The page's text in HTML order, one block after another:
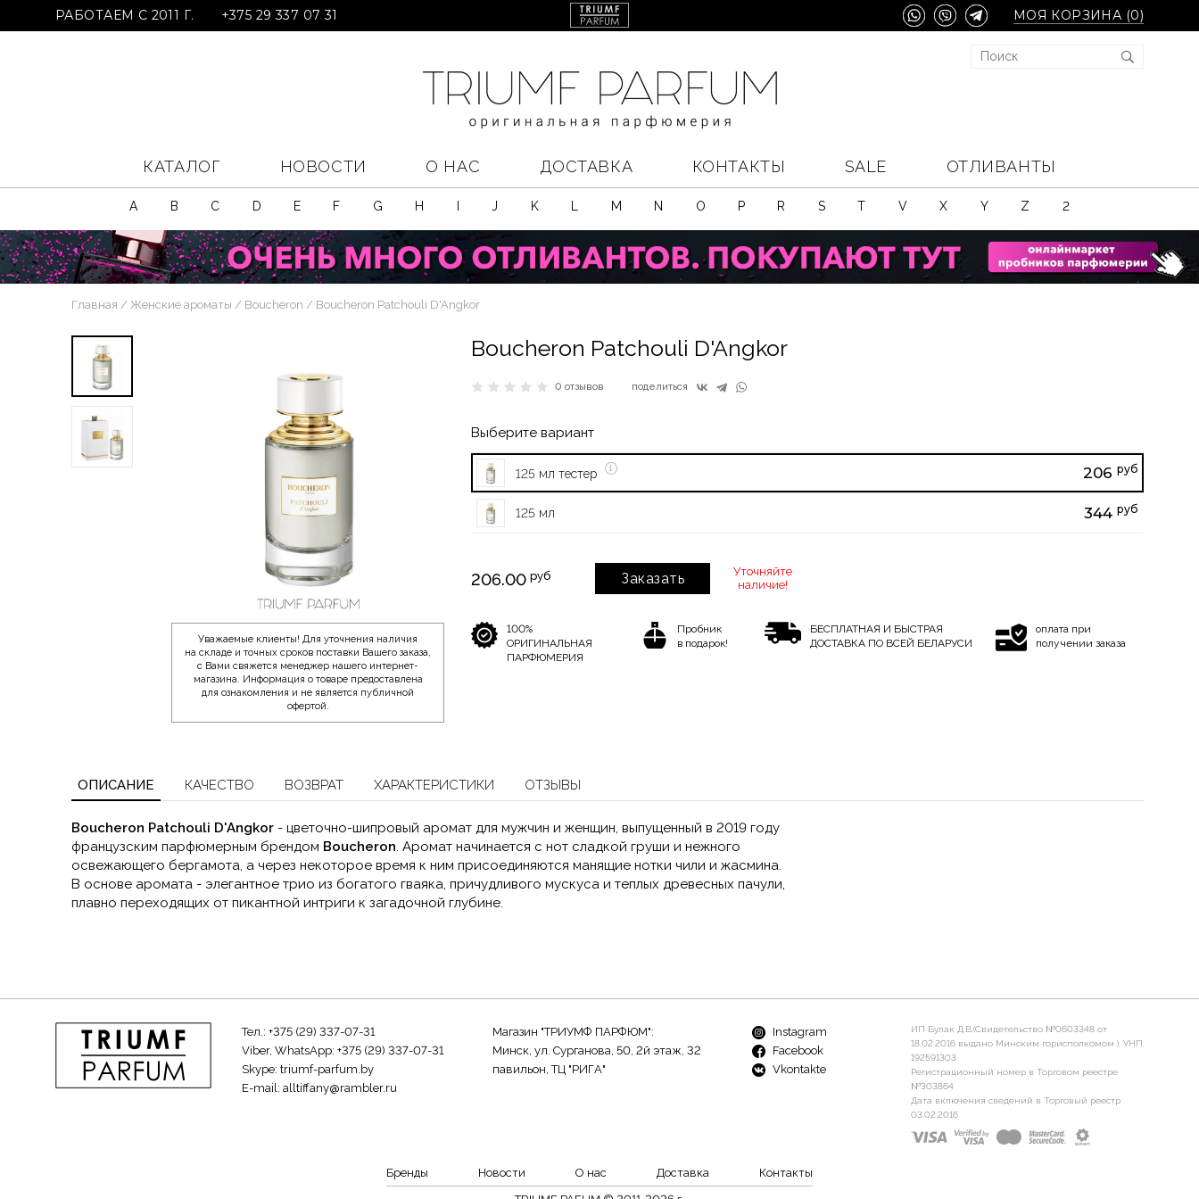
РАБОТАЕМ С 2011 Г. +375 29 337 07 31 МОЯ КОРЗИНА (0)
КАТАЛОГ НОВОСТИ О НАС ДОСТАВКА КОНТАКТЫ SALE ОТЛИВАНТЫ
A B C D E F G H J K M N O P R S T V X Y Z 2
Главная Женские ароматы Boucheron Boucheron Patchouli D'Angkor
Уважаемые клиенты! Для уточнения наличия
на складе и точных сроков поставки Вашего заказа,
с Вами свяжется менеджер нашего интернет-
магазина. Информация о товаре предоставлена
для ознакомления и не является публичной
офертой.
Boucheron Patchouli D'Angkor
0 отзывов поделиться
Выберите вариант
125 мл тестер 206 руб
125 мл 344 руб
206.00 руб Заказать
Уточняйте
наличие!
100%
ОРИГИНАЛЬНАЯ
ПАРФЮМЕРИЯ
Пробник
в подарок!
БЕСПЛАТНАЯ И БЫСТРАЯ
ДОСТАВКА ПО ВСЕЙ БЕЛАРУСИ
оплата при
получении заказа
ОПИСАНИЕ КАЧЕСТВО ВОЗВРАТ ХАРАКТЕРИСТИКИ ОТЗЫВЫ
Boucheron Patchouli D'Angkor - цветочно-шипровый аромат для мужчин и женщин, выпущенный в 2019 году
французским парфюмерным брендом Boucheron. Аромат начинается с нот сладкой груши и нежного
освежающего бергамота, а через некоторое время к ним присоединяются манящие нотки чили и жасмина.
В основе аромата - элегантное трио из богатого гваяка, причудливого мускуса и теплых древесных пачули,
плавно переходящих от пикантной интриги к загадочной глубине.
Тел.: +375 (29) 337-07-31
Viber, WhatsApp: +375 (29) 337-07-31
Skype: triumf-parfum.by
E-mail: alltiffany@rambler.ru
Магазин "ТРИУМФ ПАРФЮМ":
Минск, ул. Сурганова, 50, 2й этаж, 32
павильон, ТЦ "РИГА"
Instagram
Facebook
Vkontakte
ИП Булак Д.В.(Свидетельство №0603348 от
18.02.2016 выдано Минским горисполкомом ). УНП
192591303
Регистрационный номер в Торговом реестре
№303864
Дата включения сведений в Торговый реестр
03.02.2016
Бренды Новости О нас Доставка
Контакты